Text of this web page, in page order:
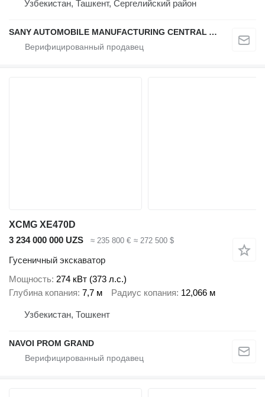
Узбекистан, Ташкент, Сергелийский район
SANY AUTOMOBILE MANUFACTURING CENTRAL ASIA
XCMG XE470D
3 234 000 000 UZS
≈ 235 800 € ≈ 272 500 $
Гусеничный экскаватор
Мощность 274 кВт (373 л.с.)
Глубина копания 7,7 м Радиус копания 12,066 м
Узбекистан, Тошкент
NAVOI PROM GRAND